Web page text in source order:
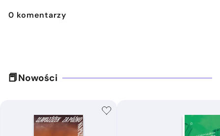
0 komentarzy
Nowości